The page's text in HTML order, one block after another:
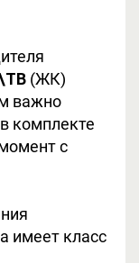
(ЖК)
важно
комплекте
с
имеет класс